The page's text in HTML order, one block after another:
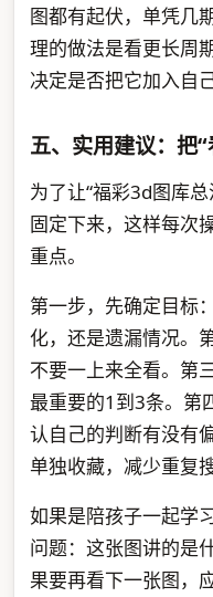
图都有起伏，单凭几
理的做法是看更长周
决定是否把它加入自
五、实用建议：把
为了让“福彩3d图库
固定下来，这样每次
重点。
第一步，先确定目标
化，还是遗漏情况。
不要一上来全看。第
最重要的1到3条。第
认自己的判断有没有
单独收藏，减少重复搜
如果是陪孩子一起学
问题：这张图讲的是
果要再看下一张图，